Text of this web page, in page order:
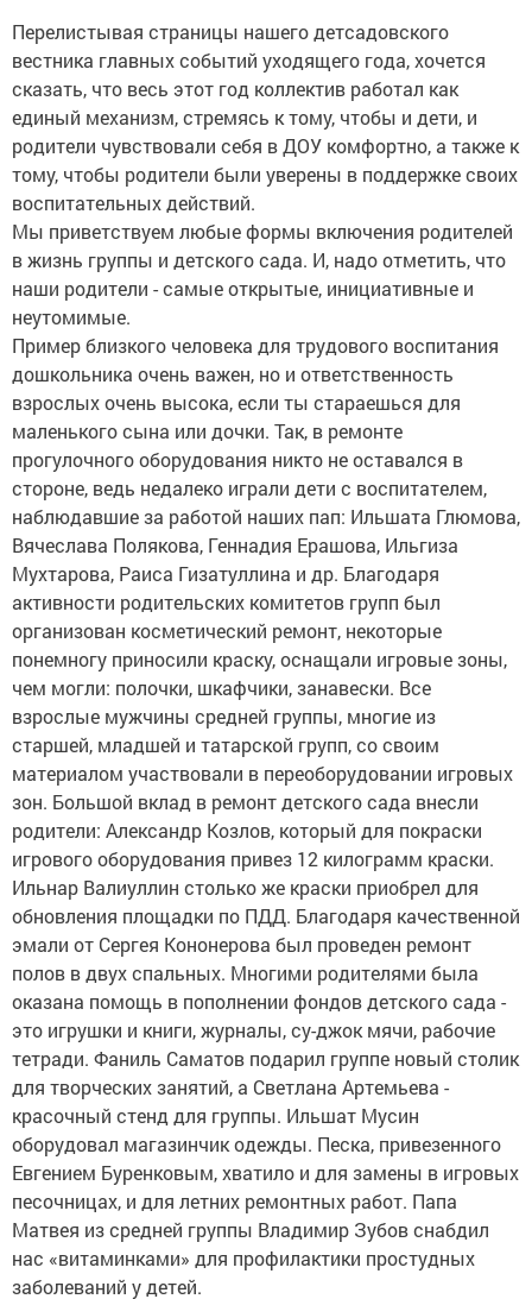
Перелистывая страницы нашего детсадовского
вестника главных событий уходящего года, хочется
сказать, что весь этот год коллектив работал как
единый механизм, стремясь к тому, чтобы и дети, и
родители чувствовали себя в ДОУ комфортно, а также к
тому, чтобы родители были уверены в поддержке своих
воспитательных действий.
Мы приветствуем любые формы включения родителей
в жизнь группы и детского сада. И, надо отметить, что
наши родители - самые открытые, инициативные и
неутомимые.
Пример близкого человека для трудового воспитания
дошкольника очень важен, но и ответственность
взрослых очень высока, если ты стараешься для
маленького сына или дочки. Так, в ремонте
прогулочного оборудования никто не оставался в
стороне, ведь недалеко играли дети с воспитателем,
наблюдавшие за работой наших пап: Ильшата Глюмова,
Вячеслава Полякова, Геннадия Ерашова, Ильгиза
Мухтарова, Раиса Гизатуллина и др. Благодаря
активности родительских комитетов групп был
организован косметический ремонт, некоторые
понемногу приносили краску, оснащали игровые зоны,
чем могли: полочки, шкафчики, занавески. Все
взрослые мужчины средней группы, многие из
старшей, младшей и татарской групп, со своим
материалом участвовали в переоборудовании игровых
зон. Большой вклад в ремонт детского сада внесли
родители: Александр Козлов, который для покраски
игрового оборудования привез 12 килограмм краски.
Ильнар Валиуллин столько же краски приобрел для
обновления площадки по ПДД. Благодаря качественной
эмали от Сергея Кононерова был проведен ремонт
полов в двух спальных. Многими родителями была
оказана помощь в пополнении фондов детского сада -
это игрушки и книги, журналы, су-джок мячи, рабочие
тетради. Фаниль Саматов подарил группе новый столик
для творческих занятий, а Светлана Артемьева -
красочный стенд для группы. Ильшат Мусин
оборудовал магазинчик одежды. Песка, привезенного
Евгением Буренковым, хватило и для замены в игровых
песочницах, и для летних ремонтных работ. Папа
Матвея из средней группы Владимир Зубов снабдил
нас «витаминками» для профилактики простудных
заболеваний у детей.